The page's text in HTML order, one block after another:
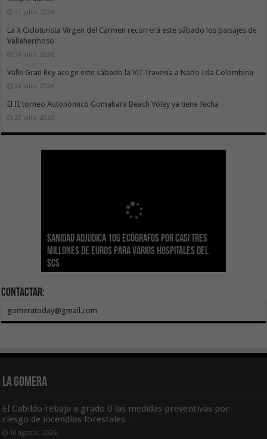
31 julio, 2026
La X Cicloturista Virgen del Carmen recorrerá este sábado los paisajes de
Vallehermoso
30 julio, 2026
Valle Gran Rey acoge este sábado la VII Travesía a Nado Isla Colombina
30 julio, 2026
El II torneo Autonómico Gomahara Beach Vóley ya tiene fecha
27 julio, 2026
Sanidad adjudica 106 ecógrafos por casi tres
millones de euros para varios hospitales del
SCS
Gesplan logra la máxima puntuación en el
Índice de Transparencia de Canarias por cuarto
año consecutivo
El Gobierno canario concede ayudas del
POSEICAN-Pesca al sector por valor de 7,09 M€
tras aumentar las cuantías
Transición Ecológica coordina con Ashotel su
adhesión a la Red de Refugios Climáticos de
Canarias
Visocan incorpora 170 pisos a su parque de
vivienda protegida en régimen de alquiler
asequible de Tenerife
Sanidad refuerza la capacidad diagnóstica de
los centros de salud con el impulso de la
ecografía clínica
Contactar:
gomeratoday@gmail.com
La Gomera
El Cabildo rebaja a grado 0 las medidas preventivas por
riesgo de incendios forestales
10 agosto, 2026